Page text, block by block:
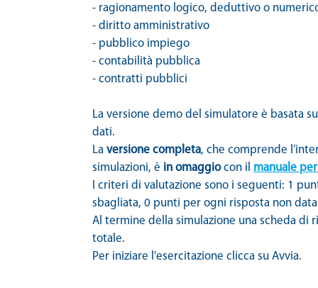
- ragionamento logico, deduttivo o
- diritto amministrativo
- pubblico impiego
- contabilità pubblica
- contratti pubblici
La versione demo del simulatore è basata
dati.
La versione completa, che comprende
simulazioni, è in omaggiocon il manuale
I criteri di valutazione sono i seguenti: 1
sbagliata, 0 punti per ogni risposta non
Al termine della simulazione una scheda
totale.
Per iniziare l'esercitazione clicca su Avvia.